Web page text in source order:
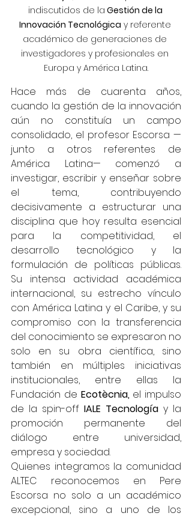
indiscutidos de la Gestión de la
Innovación Tecnológica y referente
académico de generaciones de
investigadores y profesionales en
Europa y América Latina.
Hace más de cuarenta años,
cuando la gestión de la innovación
aún no constituía un campo
consolidado, el profesor Escorsa —
junto a otros referentes de
América Latina— comenzó a
investigar, escribir y enseñar sobre
el tema, contribuyendo
decisivamente a estructurar una
disciplina que hoy resulta esencial
para la competitividad, el
desarrollo tecnológico y la
formulación de políticas públicas.
Su intensa actividad académica
internacional, su estrecho vínculo
con América Latina y el Caribe, y su
compromiso con la transferencia
del conocimiento se expresaron no
solo en su obra científica, sino
también en múltiples iniciativas
institucionales, entre ellas la
Fundación de Ecotècnia, el impulso
de la spin-off IALE Tecnología y la
promoción permanente del
diálogo entre universidad,
empresa y sociedad.
Quienes integramos la comunidad
ALTEC reconocemos en Pere
Escorsa no solo a un académico